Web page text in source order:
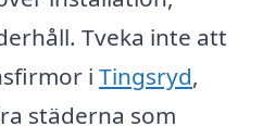
Tveka inte att
i Tingsryd,
städerna som